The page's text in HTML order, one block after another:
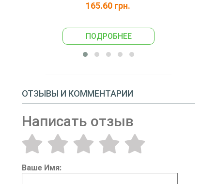
165.60 грн.
ПОДРОБНЕЕ
ОТЗЫВЫ И КОММЕНТАРИИ
Написать отзыв
Ваше Имя: